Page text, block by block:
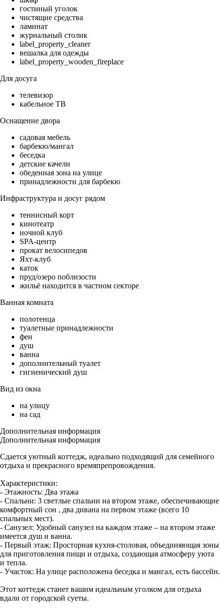
гостиный уголок
чистящие средства
ламинат
журнальный столик
label_property_cleaner
вешалка для одежды
label_property_wooden_fireplace
Для досуга
телевизор
кабельное ТВ
Оснащение двора
садовая мебель
барбекю/мангал
беседка
детские качели
обеденная зона на улице
принадлежности для барбекю
Инфраструктура и досуг рядом
теннисный корт
кинотеатр
ночной клуб
SPA-центр
прокат велосипедов
Яхт-клуб
каток
пруд/озеро поблизости
жильё находится в частном секторе
Ванная комната
полотенца
туалетные принадлежности
фен
душ
ванна
дополнительный туалет
гигиенический душ
Вид из окна
на улицу
на сад
Дополнительная информация
Дополнительная информация
Сдается уютный коттедж, идеально подходящий для семейного
отдыха и прекрасного времяпрепровождения.
Характеристики:
- Этажность: Два этажа
- Спальни: 3 светлые спальни на втором этаже, обеспечивающие
комфортный сон , два дивана на первом этаже (всего 10
спальных мест).
- Санузел: Удобный санузел на каждом этаже – на втором этаже
имеется душ и ванна.
- Первый этаж: Просторная кухня-столовая, объединяющая зоны
для приготовления пищи и отдыха, создающая атмосферу уюта
и тепла.
- Участок: На улице расположена беседка и мангал, есть бассейн.
Этот коттедж станет вашим идеальным уголком для отдыха
вдали от городской суеты.